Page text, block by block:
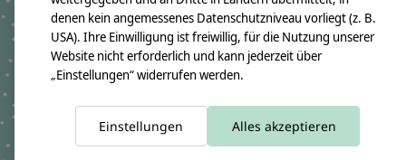
Material des Rohlings:
100% Pappe
Pflegehinweis:
Waschbar bei 30°C Schonwäsche, nicht trocknergeeignet
Sicherheitshinweise:
Angaben zum Hersteller:
crêpes suzette GmbH & Co. KG
Sülzburgstraße 108
50937 Köln
denen kein angemessenes Datenschutzniveau vorliegt (z. B.
USA). Ihre Einwilligung ist freiwillig, für die Nutzung unserer
Website nicht erforderlich und kann jederzeit über
„Einstellungen“ widerrufen werden.
Einstellungen Alles akzeptieren